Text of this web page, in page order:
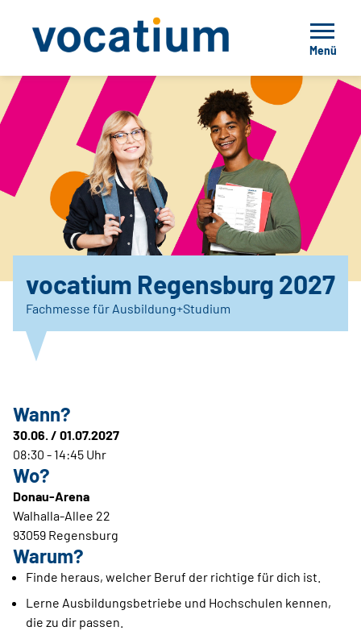
Menü
vocatium Regensburg 2027
Fachmesse für Ausbildung+Studium
Wann?
30.06. / 01.07.2027
08:30 - 14:45 Uhr
Wo?
Donau-Arena
Walhalla-Allee 22
93059 Regensburg
Warum?
Finde heraus, welcher Beruf der richtige für dich ist.
Lerne Ausbildungsbetriebe und Hochschulen kennen,
die zu dir passen.